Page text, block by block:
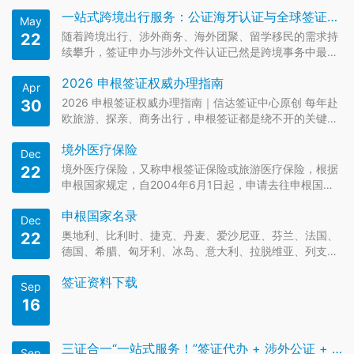
May
22
一站式跨境出行服务：公证海牙认证与全球签证办理全解析
随着跨境出行、涉外商务、海外团聚、留学移民的需求持
续攀升，签证申办与涉外文件认证已然是跨境事务中最核
证流程标准严苛、申根国家要求复杂，让不少个人与企业
屡屡碰壁。依托创新的互联网+签证中心服务模式，信达
签证（翻译公证海牙认证…
Apr
30
2026 申根签证权威办理指南
2026 申根签证权威办理指南｜信达签证中心原创 每年赴
欧旅游、探亲、商务出行，申根签证都是绕不开的关键环
签、顺利通行。信达签证中心结合2026 年最新官方政
策，为你整理零基础、全流程、零踩坑办理攻略，看完直
接上手办签。 一…
Dec
22
境外医疗保险
境外医疗保险，又称申根签证保险或旅游医疗保险，根据
申根国家规定，自2004年6月1日起，申请去往申根国
签发申根签证的基本前提。境外医疗保险要求如下（推
荐：签证申请流程步骤）： 1.境外医疗保险（个人或团体
保险）可由申请人在…
Dec
22
申根国家名录
奥地利、比利时、捷克、丹麦、爱沙尼亚、芬兰、法国、
德国、希腊、匈牙利、冰岛、意大利、拉脱维亚、列支敦
萄牙、斯洛伐克、斯洛文尼亚、西班牙、瑞典、瑞士、克
Sep
16
签证资料下载
三证合一“一站式服务！”签证代办 + 涉外公证 + 海牙认证，实现全程线上代办服务！